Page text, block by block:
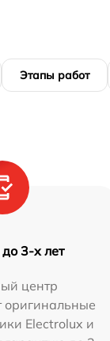
Этапы работ
3-х лет
центр
оригинальные
Electrolux и